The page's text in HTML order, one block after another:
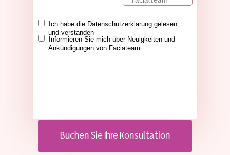
Ich habe die Datenschutzerklärung gelesen
und verstanden
Informieren Sie mich über Neuigkeiten und
Ankündigungen von Faciateam
Buchen Sie Ihre Konsultation